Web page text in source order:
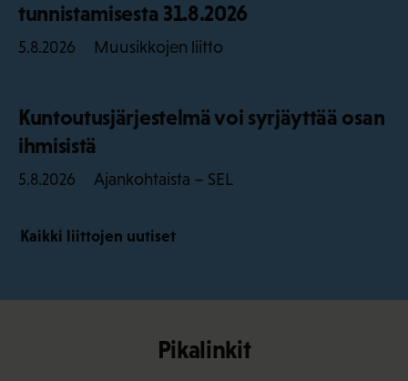
tunnistamisesta 31.8.2026
5.8.2026 Muusikkojen liitto
Kuntoutusjärjestelmä voi syrjäyttää osan
ihmisistä
5.8.2026 Ajankohtaista – SEL
Kaikki liittojen uutiset
Pikalinkit